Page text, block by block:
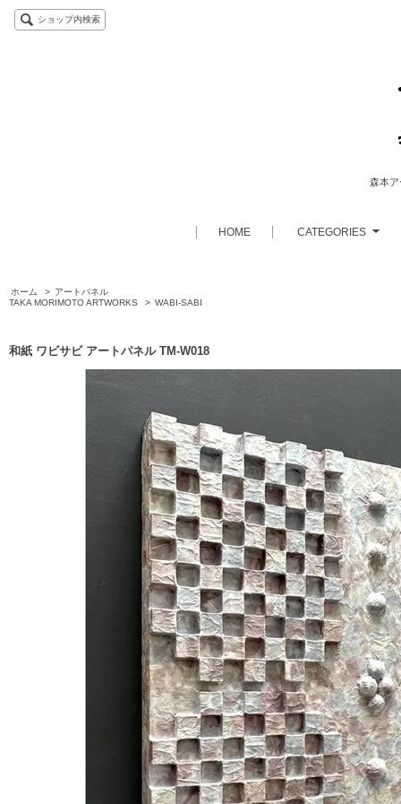
ショップ内検索
森本
HOME CATEGORIES
ホーム > アートパネル
TAKA MORIMOTO ARTWORKS
> WABI-SABI
和紙 ワビサビ アートパネル TM-W018